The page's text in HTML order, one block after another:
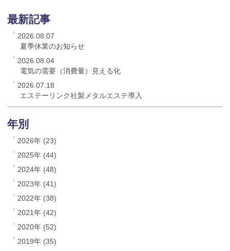
最新記事
2026.08.07
夏季休業のお知らせ
2026.08.04
電気の需要（消費量）見える化
2026.07.18
エステーリンク社製メタルエステ導入
年別
2026年 (23)
2025年 (44)
2024年 (48)
2023年 (41)
2022年 (38)
2021年 (42)
2020年 (52)
2019年 (35)